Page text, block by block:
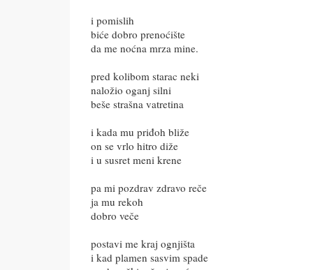
i pomislih
biće dobro prenoćište
da me noćna mrza mine.
pred kolibom starac neki
naložio oganj silni
beše strašna vatretina
i kada mu priđoh bliže
on se vrlo hitro diže
i u susret meni krene
pa mi pozdrav zdravo reče
ja mu rekoh
dobro veče
postavi me kraj ognjišta
i kad plamen sasvim spade